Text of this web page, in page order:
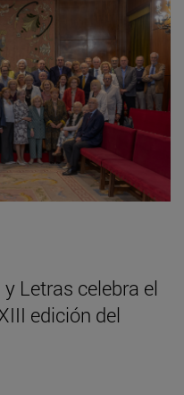
Letras celebra el
edición del